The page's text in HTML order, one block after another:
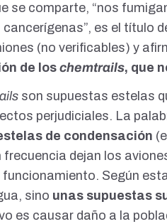
se comparte, “nos
es el título
(no verificables) y
de loschemtrails, que
son supuestas estelas
perjudiciales. La
de condensación
frecuencia dejan los
funcionamiento. Según
sino unas supuestas
es causar daño a la